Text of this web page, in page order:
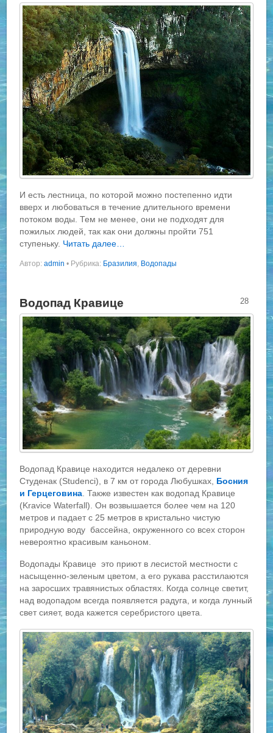
И есть лестница, по которой можно постепенно идти
вверх и любоваться в течение длительного времени
потоком воды. Тем не менее, они не подходят для
пожилых людей, так как они должны пройти 751
ступеньку. Читать далее…
Автор:admin • Рубрика: Бразилия, Водопады
Водопад Кравице
Водопад Кравице находится недалеко от деревни
Студенак (Studenci), в 7 км от города Любушках, Босния
и Герцеговина . Также известен как водопад Кравице
(Kravice Waterfall). Он возвышается более чем на 120
метров и падает с 25 метров в кристально чистую
природную воду бассейна, окруженного со всех сторон
невероятно красивым каньоном.
Водопады Кравице это приют в лесистой местности с
насыщенно-зеленым цветом, а его рукава расстилаются
на заросших травянистых областях. Когда солнце светит,
над водопадом всегда появляется радуга, и когда лунный
свет сияет, вода кажется серебристого цвета.
28